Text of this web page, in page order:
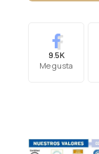
9.5K
Me gusta